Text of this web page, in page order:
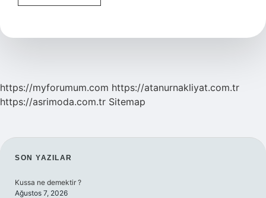
Milyon
Türkiye
https://myforumum.com https://atanurnakliyat.com.tr
https://asrimoda.com.tr Sitemap
SIDEBAR
SON YAZILAR
Kussa ne demektir ?
Ağustos 7, 2026